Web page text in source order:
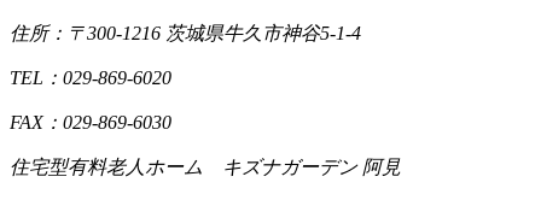
住所：〒300-1216 茨城県牛久市神谷5-1-4
TEL：029-869-6020
FAX：029-869-6030
住宅型有料老人ホーム キズナガーデン 阿見